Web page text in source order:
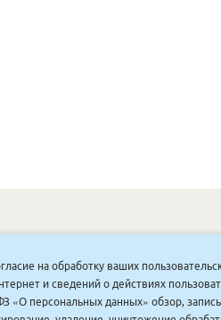
ДИСКОНТНАЙ СИСТЕМА
на обработку ваших
и сведений о действиях
персональных данных» обзор,